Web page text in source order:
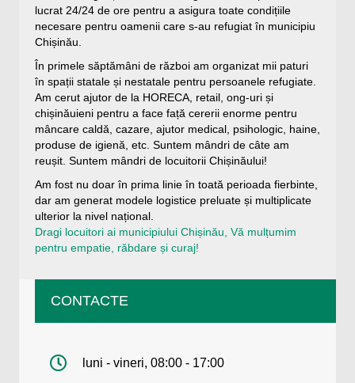
lucrat 24/24 de ore pentru a asigura toate condițiile
necesare pentru oamenii care s-au refugiat în municipiu
Chișinău.
În primele săptămâni de război am organizat mii paturi
în spații statale și nestatale pentru persoanele refugiate.
Am cerut ajutor de la HORECA, retail, ong-uri și
chișinăuieni pentru a face față cererii enorme pentru
mâncare caldă, cazare, ajutor medical, psihologic, haine,
produse de igienă, etc. Suntem mândri de câte am
reușit. Suntem mândri de locuitorii Chișinăului!
Am fost nu doar în prima linie în toată perioada fierbinte,
dar am generat modele logistice preluate și multiplicate
ulterior la nivel național.
Dragi locuitori ai municipiului Chișinău, Vă mulțumim
pentru empatie, răbdare și curaj!
CONTACTE
luni - vineri, 08:00 - 17:00